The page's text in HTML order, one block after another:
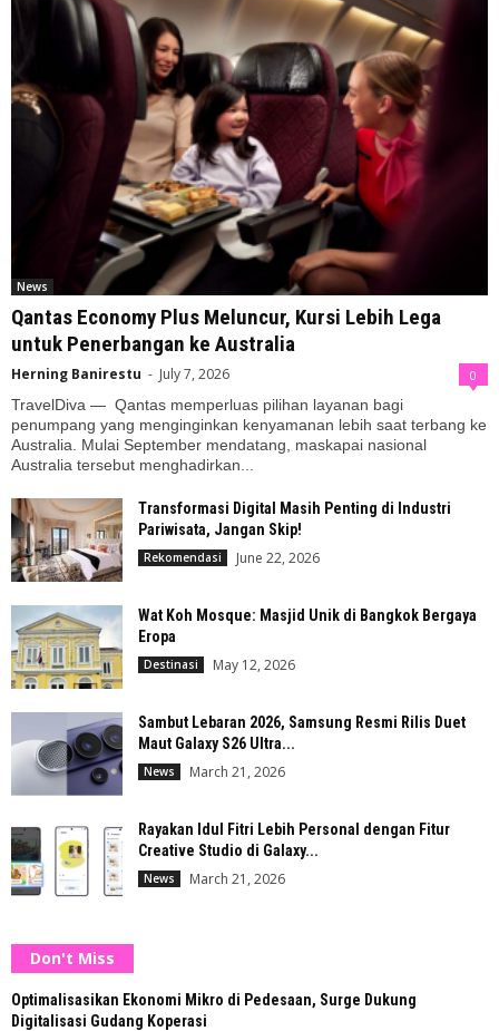
News
Qantas Economy Plus Meluncur, Kursi Lebih Lega
untuk Penerbangan ke Australia
Herning Banirestu - July 7, 2026 0
TravelDiva — Qantas memperluas pilihan layanan bagi
penumpang yang menginginkan kenyamanan lebih saat terbang ke
Australia. Mulai September mendatang, maskapai nasional
Australia tersebut menghadirkan...
Transformasi Digital Masih Penting di Industri
Pariwisata, Jangan Skip!
Rekomendasi June 22, 2026
Wat Koh Mosque: Masjid Unik di Bangkok Bergaya
Eropa
Destinasi May 12, 2026
Sambut Lebaran 2026, Samsung Resmi Rilis Duet
Maut Galaxy S26 Ultra...
News March 21, 2026
Rayakan Idul Fitri Lebih Personal dengan Fitur
Creative Studio di Galaxy...
News March 21, 2026
Don't Miss
Optimalisasikan Ekonomi Mikro di Pedesaan, Surge Dukung
Digitalisasi Gudang Koperasi